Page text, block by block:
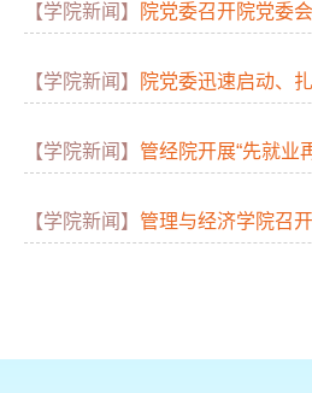
【学院新闻】 院党委召开院党委会
【学院新闻】 院党委迅速启动、
【学院新闻】 管经院开展“先就业
【学院新闻】 管理与经济学院召